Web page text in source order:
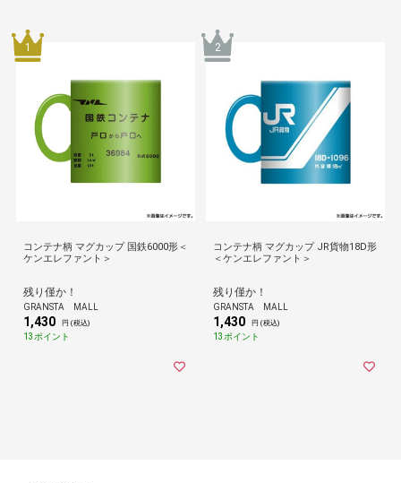
1
コンテナ柄 マグカップ 国鉄6000形＜
ケンエレファント＞
残り僅か！
GRANSTA MALL
1,430 円 (税込)
13ポイント
2
コンテナ柄 マグカップ JR貨物18D形
＜ケンエレファント＞
残り僅か！
GRANSTA MALL
1,430 円 (税込)
13ポイント